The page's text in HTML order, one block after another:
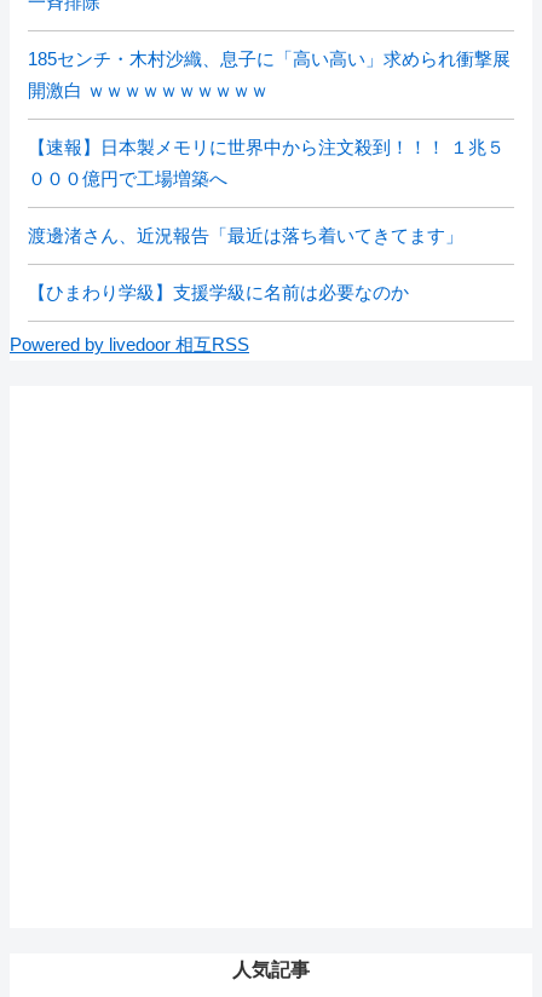
185センチ・木村沙織、息子に「高い高い」求められ衝撃展
開激白 ｗｗｗｗｗｗｗｗｗｗ
【速報】日本製メモリに世界中から注文殺到！！！ １兆５
０００億円で工場増築へ
渡邊渚さん、近況報告「最近は落ち着いてきてます」
【ひまわり学級】支援学級に名前は必要なのか
Powered by livedoor 相互RSS
人気記事